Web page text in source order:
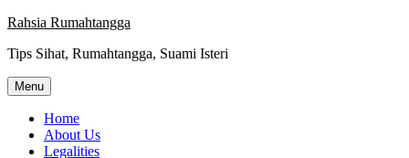
Skip
content
Rahsia Rumahtangga
Tips Sihat, Rumahtangga, Suami Isteri
Menu
Home
About Us
Legalities